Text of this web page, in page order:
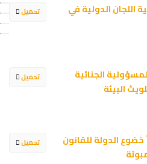
تحميل
الدولية في
تحميل
الجنائية
البيئة
تحميل
الدولة للقانون